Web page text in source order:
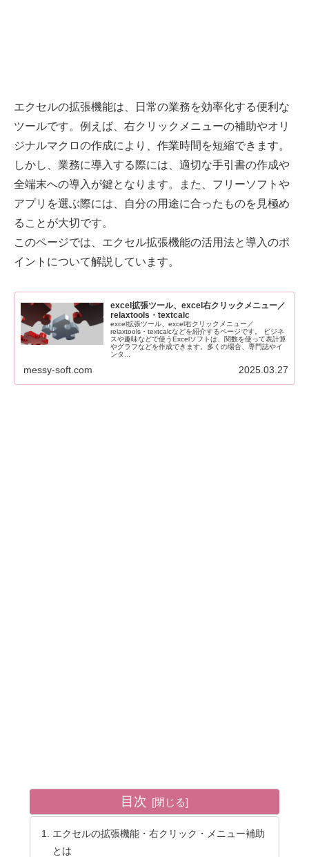
エクセルの拡張機能は、日常の業務を効率化する便利な
ツールです。例えば、右クリックメニューの補助やオリ
ジナルマクロの作成により、作業時間を短縮できます。
しかし、業務に導入する際には、適切な手引書の作成や
全端末への導入が鍵となります。また、フリーソフトや
アプリを選ぶ際には、自分の用途に合ったものを見極め
ることが大切です。
このページでは、エクセル拡張機能の活用法と導入のポ
イントについて解説しています。
excel拡張ツール、excel右クリックメニュー／
relaxtools・textcalc
excel拡張ツール、excel右クリックメニュー／
relaxtools・textcalcなどを紹介するページです。 ビジネ
スや趣味などで使うExcelソフトは、関数を使って表計算
やグラフなどを作成できます。多くの場合、専門誌やイ
ンタ...
messy-soft.com 2025.03.27
目次
エクセルの拡張機能・右クリック・メニュー補助
とは